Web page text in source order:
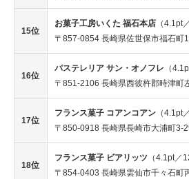
15位
お菓子工房いくた 福石本店 （4.1pt
〒857-0854 長崎県佐世保市福石町
16位
パステレリア サン・オノフレ （
〒851-2106 長崎県西彼杵郡時津町
17位
フランス菓子 コアンコアン （4.1pt
〒850-0918 長崎県長崎市大浦町3-
18位
フランス菓子 ビアリッツ （4.1pt／
〒854-0403 長崎県雲仙市千々石町